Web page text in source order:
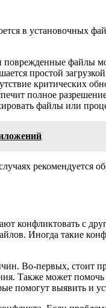
в установочных
файлы
простой
критических
полное
файлы или
рекомендуется
конфликтовать с
Иногда такие
Во-первых, стоит
Также может
помогут выявить и